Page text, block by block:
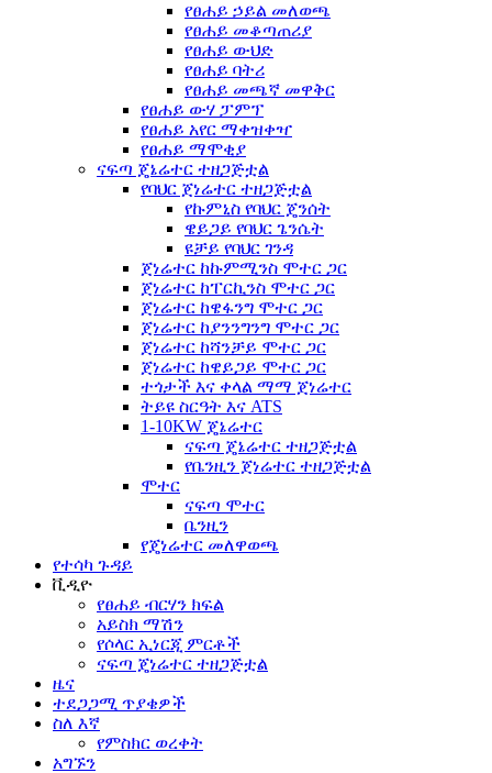
የፀሐይ ኃይል መለወጫ
የፀሐይ መቆጣጠሪያ
የፀሐይ ውህድ
የፀሐይ ባትሪ
የፀሐይ መጫኛ መዋቅር
የፀሐይ ውሃ ፓምፕ
የፀሐይ አየር ማቀዝቀዣ
የፀሐይ ማሞቂያ
ናፍጣ ጄኔሬተር ተዘጋጅቷል
የባህር ጀነሬተር ተዘጋጅቷል
የኩምኒስ የባህር ጄንሰት
ዌይጋይ የባህር ጌንሴት
ዩቻይ የባህር ገንዳ
ጀነሬተር ከኩምሚንስ ሞተር ጋር
ጀነሬተር ከፐርኪንስ ሞተር ጋር
ጀነሬተር ከዌፋንግ ሞተር ጋር
ጀነሬተር ከያንንግንግ ሞተር ጋር
ጀነሬተር ከሻንቻይ ሞተር ጋር
ጀነሬተር ከዌይጋይ ሞተር ጋር
ተጎታች እና ቀላል ማማ ጀነሬተር
ትይዩ ስርዓት እና ATS
1-10KW ጄኔሬተር
ናፍጣ ጄኔሬተር ተዘጋጅቷል
የቤንዚን ጀነሬተር ተዘጋጅቷል
ሞተር
ናፍጣ ሞተር
ቤንዚን
የጄነሬተር መለዋወጫ
የተሳካ ጉዳይ
ቪዲዮ
የፀሐይ ብርሃን ክፍል
አይስክ ማሽን
የሶላር ኢነርጂ ምርቶች
ናፍጣ ጄነሬተር ተዘጋጅቷል
ዜና
ተደጋጋሚ ጥያቄዎች
ስለ እኛ
የምስክር ወረቀት
አግኙን